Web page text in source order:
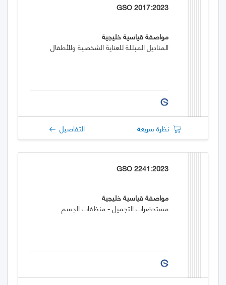
GSO 2017:2023
مواصفة قياسية خليجية
المناديل المبللة للعناية الشخصية وللأطفال
نظرة سريعة التفاصيل
GSO 2241:2023
مواصفة قياسية خليجية
مستحضرات التجميل - منظفات الجسم